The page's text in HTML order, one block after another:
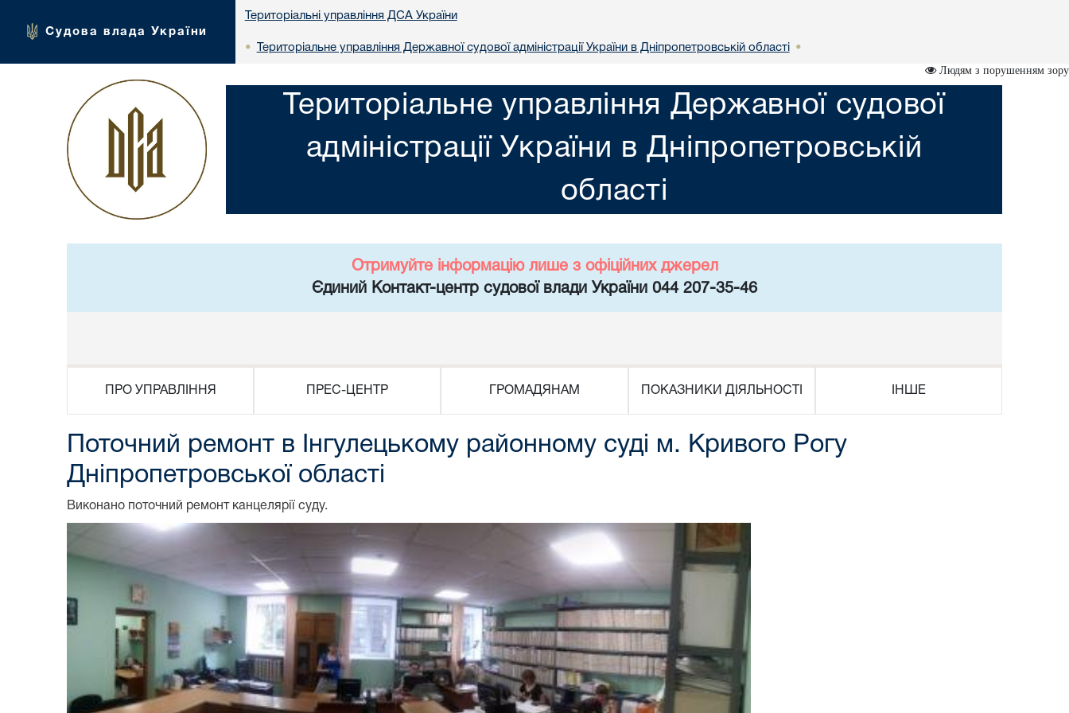
Судова влада України
Територіальні управління ДСА України
• Територіальне управління Державної судової адміністрації України в Днiпропетровській областi
•
Людям з порушенням зору
Територіальне управління Державної судової
адміністрації України в Днiпропетровській
областi
Отримуйте інформацію лише з офіційних джерел
Єдиний Контакт-центр судової влади України 044 207-35-46
ПРО УПРАВЛІННЯ ПРЕС-ЦЕНТР ГРОМАДЯНАМ ПОКАЗНИКИ ДІЯЛЬНОСТІ ІНШЕ
Поточний ремонт в Інгулецькому районному суді м. Кривого Рогу
Дніпропетровської області
Виконано поточний ремонт канцелярії суду.